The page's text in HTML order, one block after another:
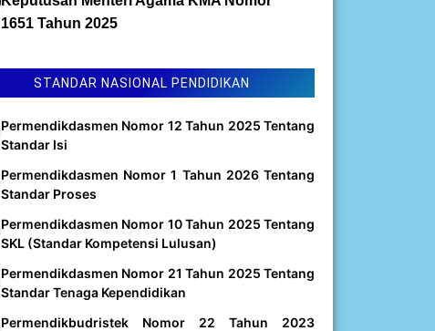
1651 Tahun 2025
STANDAR NASIONAL PENDIDIKAN
Permendikdasmen Nomor 12 Tahun 2025 Tentang
Standar Isi
Permendikdasmen Nomor 1 Tahun 2026 Tentang
Standar Proses
Permendikdasmen Nomor 10 Tahun 2025 Tentang
SKL (Standar Kompetensi Lulusan)
Permendikdasmen Nomor 21 Tahun 2025 Tentang
Standar Tenaga Kependidikan
Permendikbudristek Nomor 22 Tahun 2023